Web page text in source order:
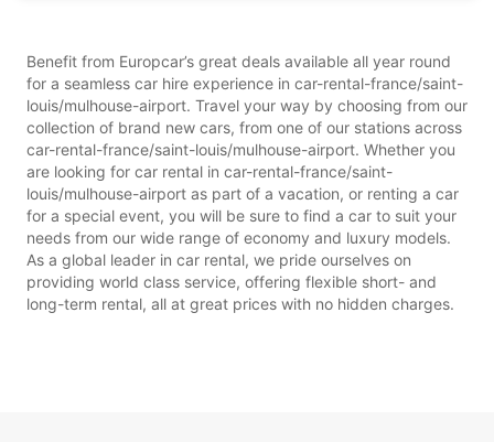
Benefit from Europcar’s great deals available all year round
for a seamless car hire experience in car-rental-france/saint-
louis/mulhouse-airport. Travel your way by choosing from our
collection of brand new cars, from one of our stations across
car-rental-france/saint-louis/mulhouse-airport. Whether you
are looking for car rental in car-rental-france/saint-
louis/mulhouse-airport as part of a vacation, or renting a car
for a special event, you will be sure to find a car to suit your
needs from our wide range of economy and luxury models.
As a global leader in car rental, we pride ourselves on
providing world class service, offering flexible short- and
long-term rental, all at great prices with no hidden charges.